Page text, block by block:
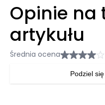
Opinie na
artykułu
Średnia ocena
Podziel